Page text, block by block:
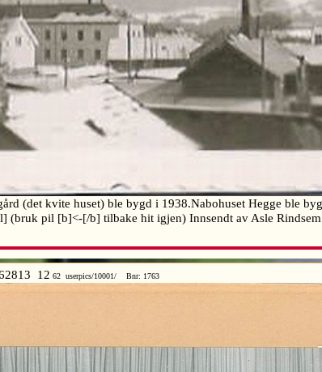
(det kvite huset) ble bygd i 1938.Nabohuset Hegge ble
(bruk pil [b]<-[/b] tilbake hit igjen) Innsendt av Asle
12 62 userpics/10001/ Bnr: 1763